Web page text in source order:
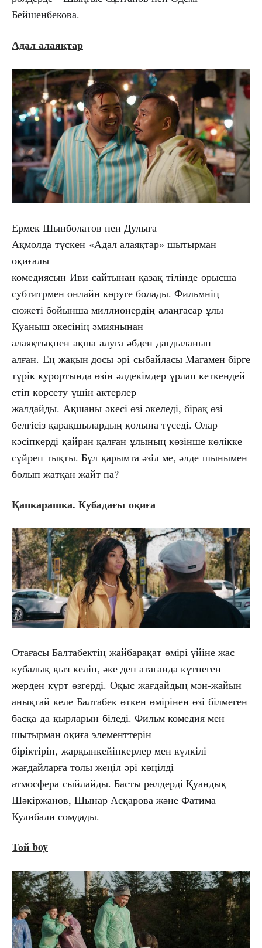
Бейшенбекова.
Адал алаяқтар
Ермек Шынболатов пен Дулыға
Ақмолда түскен «Адал алаяқтар» шытырман
оқиғалы
комедиясын Иви сайтынан қазақ тілінде орысша
субтитрмен онлайн көруге болады. Фильмнің
сюжеті бойынша миллионердің алаңғасар ұлы
Қуаныш әкесінің әмиянынан
алаяқтықпен ақша алуға әбден дағдыланып
алған. Ең жақын досы әрі сыбайласы Магамен бірге
түрік курортында өзін әлдекімдер ұрлап кеткендей
етіп көрсету үшін актерлер
жалдайды. Ақшаны әкесі өзі әкеледі, бірақ өзі
белгісіз қарақшылардың қолына түседі. Олар
кәсіпкерді қайран қалған ұлының көзінше көлікке
сүйреп тықты. Бұл қарымта әзіл ме, әлде шынымен
болып жатқан жайт па?
Қапкарашка. Кубадағы оқиға
Отағасы Балтабектің жайбарақат өмірі үйіне жас
кубалық қыз келіп, әке деп атағанда күтпеген
жерден күрт өзгерді. Оқыс жағдайдың мән-жайын
анықтай келе Балтабек өткен өмірінен өзі білмеген
басқа да қырларын біледі. Фильм комедия мен
шытырман оқиға элементтерін
біріктіріп, жарқынкейіпкерлер мен күлкілі
жағдайларға толы жеңіл әрі көңілді
атмосфера сыйлайды. Басты рөлдерді Қуандық
Шәкіржанов, Шынар Асқарова және Фатима
Кулибали сомдады.
Той boy